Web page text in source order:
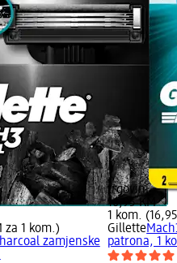
za 1 kom.)
zamjenske
trgovini
16,95 KM
1 kom.
Gillette
patrona, 1